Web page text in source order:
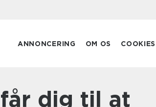
ANNONCERING OM OS COOKIES